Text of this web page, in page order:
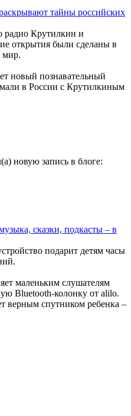
тайны российских
радио Крутилкин и
открытия были сделаны в
мир.
новый познавательный
в России с Крутилкиным
новую запись в блоге:
сказки, подкасты – в
подарит детям часы
маленьким слушателям
Bluetooth‑колонку от alilo.
верным спутником ребенка –